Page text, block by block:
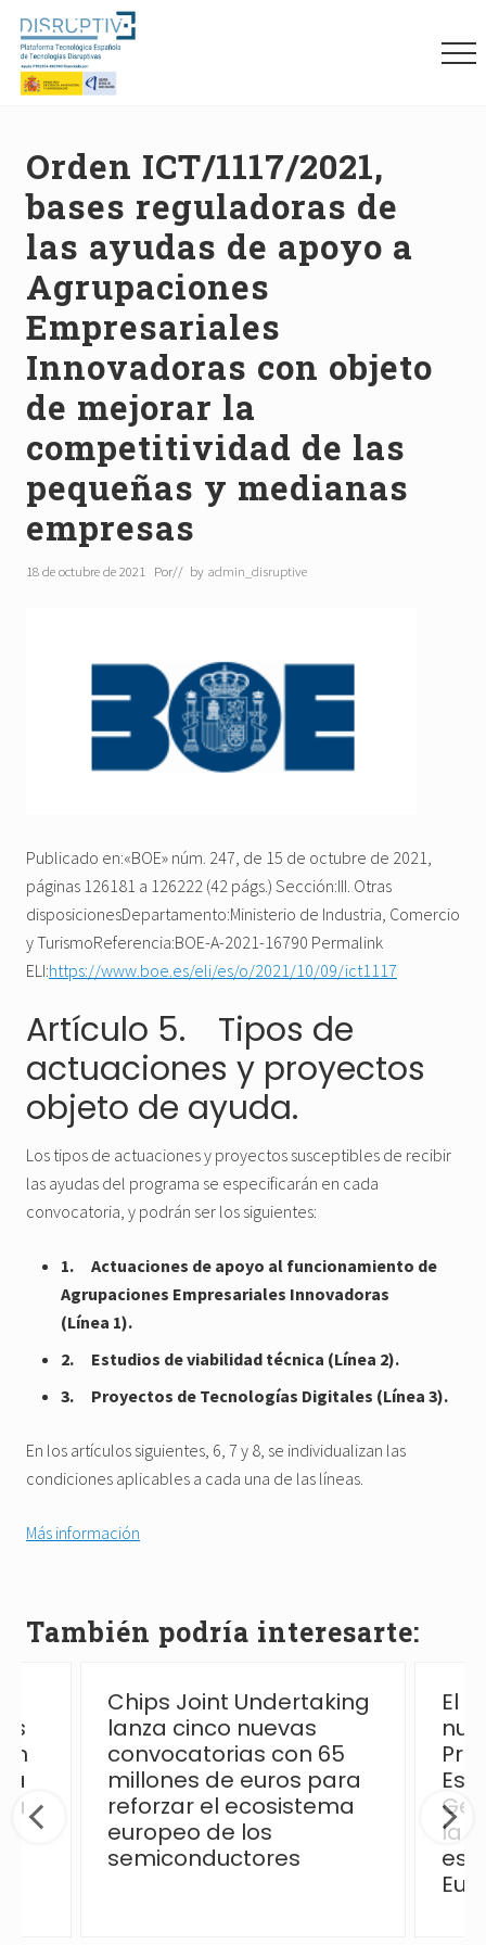
Menu
Skip
main
content
Skip
primary
sidebar
Skip
footer
Orden ICT/1117/2021,
bases reguladoras de
las ayudas de apoyo a
Agrupaciones
Empresariales
Innovadoras con objeto
de mejorar la
competitividad de las
pequeñas y medianas
empresas
18 de octubre de 2021 Por// by admin_disruptive
Publicado en:«BOE» núm. 247, de 15 de octubre de 2021,
páginas 126181 a 126222 (42 págs.) Sección:III. Otras
disposicionesDepartamento:Ministerio de Industria, Comercio
y TurismoReferencia:BOE-A-2021-16790 Permalink
ELI:https://www.boe.es/eli/es/o/2021/10/09/ict1117
Artículo 5. Tipos de
actuaciones y proyectos
objeto de ayuda.
Los tipos de actuaciones y proyectos susceptibles de recibir
las ayudas del programa se especificarán en cada
convocatoria, y podrán ser los siguientes:
1. Actuaciones de apoyo al funcionamiento de
Agrupaciones Empresariales Innovadoras
(Línea 1).
2. Estudios de viabilidad técnica (Línea 2).
3. Proyectos de Tecnologías Digitales (Línea 3).
En los artículos siguientes, 6, 7 y 8, se individualizan las
condiciones aplicables a cada una de las líneas.
Más información
También podría interesarte:
Chips Joint Undertaking
lanza cinco nuevas
convocatorias con 65
millones de euros para
reforzar el ecosistema
europeo de los
semiconductores
El
la